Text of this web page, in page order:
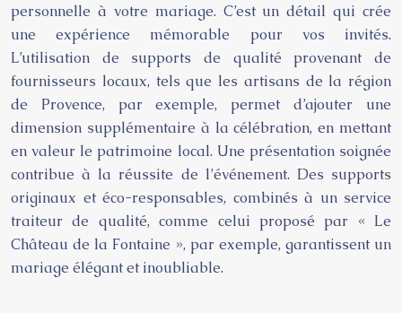
personnelle à votre mariage. C’est un détail qui crée
une expérience mémorable pour vos invités.
L’utilisation de supports de qualité provenant de
fournisseurs locaux, tels que les artisans de la région
de Provence, par exemple, permet d’ajouter une
dimension supplémentaire à la célébration, en mettant
en valeur le patrimoine local. Une présentation soignée
contribue à la réussite de l’événement. Des supports
originaux et éco-responsables, combinés à un service
traiteur de qualité, comme celui proposé par « Le
Château de la Fontaine », par exemple, garantissent un
mariage élégant et inoubliable.